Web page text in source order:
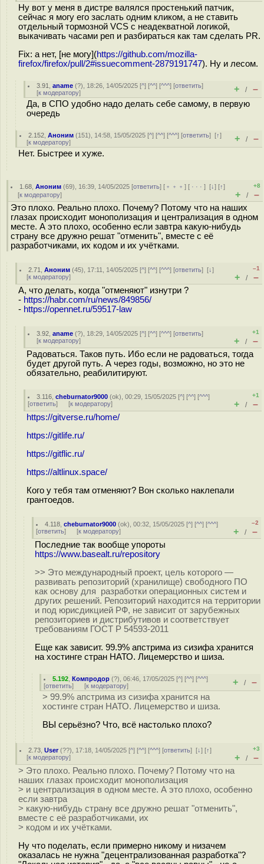
Ну вот у меня в дистре валялся простенький патчик,
сейчас я могу его заслать одним кликом, а не ставить
отдельный тормозной VCS с неадекватной логикой,
выкачивать часами реп и разбираться как там сделать PR.
Fix: а нет, [не могу](https://github.com/mozilla-
firefox/firefox/pull/2#issuecomment-2879191747). Ну и лесом.
3.91 ,aname (?), 18:26, 14/05/2025 [^] [^^] [^^^] [ответить]
[к модератору] + / –
Да, в СПО удобно надо делать себе самому, в первую
очередь
2.152 ,Аноним (151), 14:58, 15/05/2025 [^] [^^] [^^^] [ответить][↑]
[к модератору] + / –
Нет. Быстрее и хуже.
1.68 ,Аноним (69), 16:39, 14/05/2025 [ответить] [ ﹢﹢﹢] [ · · ·][↓] [↑]
[к модератору]
+8
+ / –
Это плохо. Реально плохо. Почему? Потому что на наших
глазах происходит монополизация и централизация в одном
месте. А это плохо, особенно если завтра какую-нибудь
страну все дружно решат "отменить", вместе с её
разработчиками, их кодом и их учётками.
2.71 ,Аноним (45), 17:11, 14/05/2025 [^] [^^] [^^^] [ответить][↓]
[к модератору]
–1
+ / –
А, что делать, когда "отменяют" изнутри ?
- https://habr.com/ru/news/849856/
- https://opennet.ru/59517-law
3.92 ,aname (?), 18:29, 14/05/2025 [^] [^^] [^^^] [ответить]
[к модератору]
+1
+ / –
Радоваться. Таков путь. Ибо если не радоваться, тогда
будет другой путь. А через годы, возможно, но это не
обязательно, реабилитируют.
3.116 ,cheburnator9000 (ok), 00:29, 15/05/2025 [^] [^^] [^^^]
[ответить] [к модератору]
+1
+ / –
https://gitverse.ru/home/
https://gitlife.ru/
https://gitflic.ru/
https://altlinux.space/
Кого у тебя там отменяют? Вон сколько наклепали
грантоедов.
4.118 ,cheburnator9000 (ok), 00:32, 15/05/2025 [^] [^^] [^^^]
[ответить] [к модератору]
–2
+ / –
Последние так вообще упороты
https://www.basealt.ru/repository
>> Это международный проект, цель которого —
развивать репозиторий (хранилище) свободного ПО
как основу для разработки операционных систем и
других решений. Репозиторий находится на территории
и под юрисдикцией РФ, не зависит от зарубежных
репозиториев и дистрибутивов и соответствует
требованиям ГОСТ Р 54593-2011
Еще как зависит. 99.9% апстрима из сизифа хранится
на хостинге стран НАТО. Лицемерство и шиза.
5.192 ,Компродор (?), 06:46, 17/05/2025 [^] [^^] [^^^]
[ответить] [к модератору] + / –
> 99.9% апстрима из сизифа хранится на
хостинге стран НАТО. Лицемерство и шиза.
ВЫ серьёзно? Что, всё настолько плохо?
2.73 ,User(??), 17:18, 14/05/2025 [^] [^^] [^^^] [ответить][↓] [↑]
[к модератору]
+3
+ / –
> Это плохо. Реально плохо. Почему? Потому что на
наших глазах происходит монополизация
> и централизация в одном месте. А это плохо, особенно
если завтра
> какую-нибудь страну все дружно решат "отменить",
вместе с её разработчиками, их
> кодом и их учётками.
Ну что поделать, если примерно никому и низачем
оказалась не нужна "децентрализованная разработка"?